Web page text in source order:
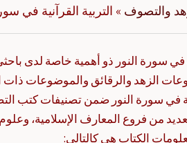
والتصوف » التربية القرآنية في
في سورة النور ذو أهمية خاصة لدى
الزهد والرقائق والموضوعات
في سورة النور ضمن تصنيفات كتب
من فروع المعارف الإسلامية،
الكتاب هي كالتالي: